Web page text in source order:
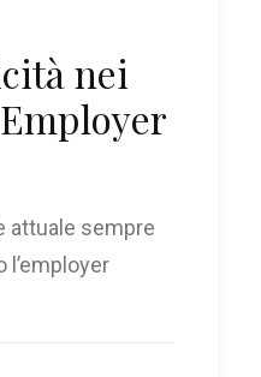
nei
attuale sempre
l’employer